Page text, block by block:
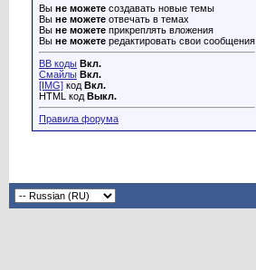
Вы не можете создавать новые темы
Вы не можете отвечать в темах
Вы не можете прикреплять вложения
Вы не можете редактировать свои сообщения
BB коды Вкл.
Смайлы Вкл.
[IMG] код Вкл.
HTML код Выкл.
Правила форума